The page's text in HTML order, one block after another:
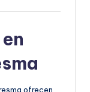
ofrecen